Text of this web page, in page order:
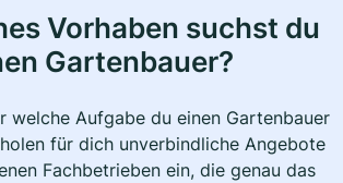
Vorhaben suchst du
Gartenbauer?
welche Aufgabe du einen Gartenbauer
für dich unverbindliche Angebote
Fachbetrieben ein, die genau das